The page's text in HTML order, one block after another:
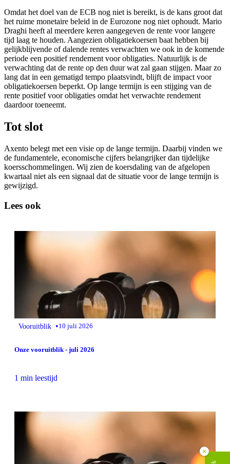
Omdat het doel van de ECB nog niet is bereikt, is de kans groot dat
het ruime monetaire beleid in de Eurozone nog niet ophoudt. Mario
Draghi heeft al meerdere keren aangegeven de rente voor langere
tijd laag te houden. Aangezien obligatiekoersen baat hebben bij
gelijkblijvende of dalende rentes verwachten we ook in de komende
periode een positief rendement voor obligaties. Natuurlijk is de
verwachting dat de rente op den duur wat zal gaan stijgen. Maar zo
lang dat in een gematigd tempo plaatsvindt, blijft de impact voor
obligatiekoersen beperkt. Op lange termijn is een stijging van de
rente positief voor obligaties omdat het verwachte rendement
daardoor toeneemt.
Tot slot
Axento belegt met een visie op de lange termijn. Daarbij vinden we
de fundamentele, economische cijfers belangrijker dan tijdelijke
koersschommelingen. Wij zien de koersdaling van de afgelopen
kwartaal niet als een signaal dat de situatie voor de lange termijn is
gewijzigd.
Lees ook
Vooruitblik •10 juli 2026
Onze vooruitblik - juli 2026
1 min leestijd
×